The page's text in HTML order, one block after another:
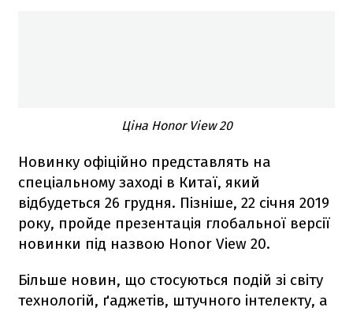
Ціна Honor View 20
Новинку офіційно представлять на
спеціальному заході в Китаї, який
відбудеться 26 грудня. Пізніше, 22 січня 2019
року, пройде презентація глобальної версії
новинки під назвою Honor View 20.
Більше новин, що стосуються подій зі світу
технологій, ґаджетів, штучного інтелекту, а